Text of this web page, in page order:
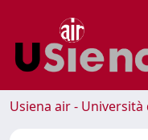
Usiena air - Università